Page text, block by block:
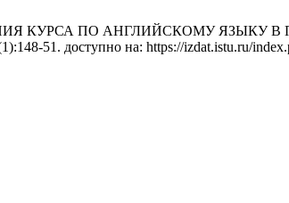
КУРСА ПО АНГЛИЙСКОМУ ЯЗЫКУ
51. доступно на: https://izdat.istu.ru/